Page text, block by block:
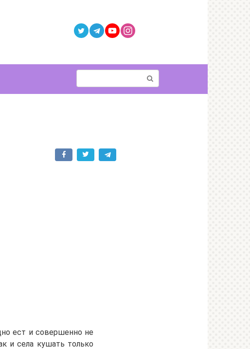
ест и совершенно не
и села кушать только